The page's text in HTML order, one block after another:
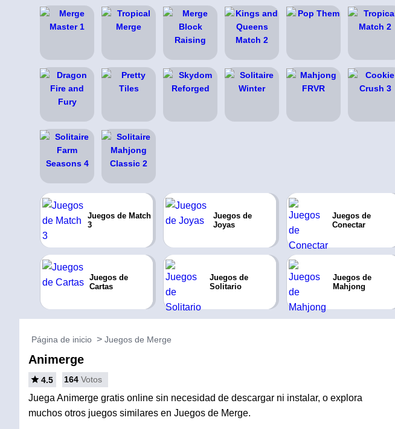
Juegos de Match
3
Juegos de
Joyas
Juegos de
Conectar
Juegos de
Cartas
Juegos de
Solitario
Juegos de
Mahjong
Página de inicio Juegos de Merge
Animerge
4.5 164 Votos
Juega Animerge gratis online sin necesidad de descargar ni instalar, o explora
muchos otros juegos similares en Juegos de Merge.